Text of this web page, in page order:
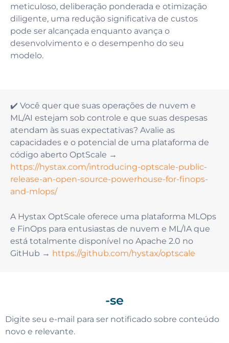
meticuloso, deliberação ponderada e otimização
diligente, uma redução significativa de custos
pode ser alcançada enquanto avança o
desenvolvimento e o desempenho do seu
modelo.
✔️ Você quer que suas operações de nuvem e
ML/AI estejam sob controle e que suas despesas
atendam às suas expectativas? Avalie as
capacidades e o potencial de uma plataforma de
código aberto OptScale →
https://hystax.com/introducing-optscale-public-
release-an-open-source-powerhouse-for-finops-
and-mlops/
A Hystax OptScale oferece uma plataforma MLOps
e FinOps para entusiastas de nuvem e ML/IA que
está totalmente disponível no Apache 2.0 no
GitHub → https://github.com/hystax/optscale
-se
Digite seu e-mail para ser notificado sobre conteúdo
novo e relevante.